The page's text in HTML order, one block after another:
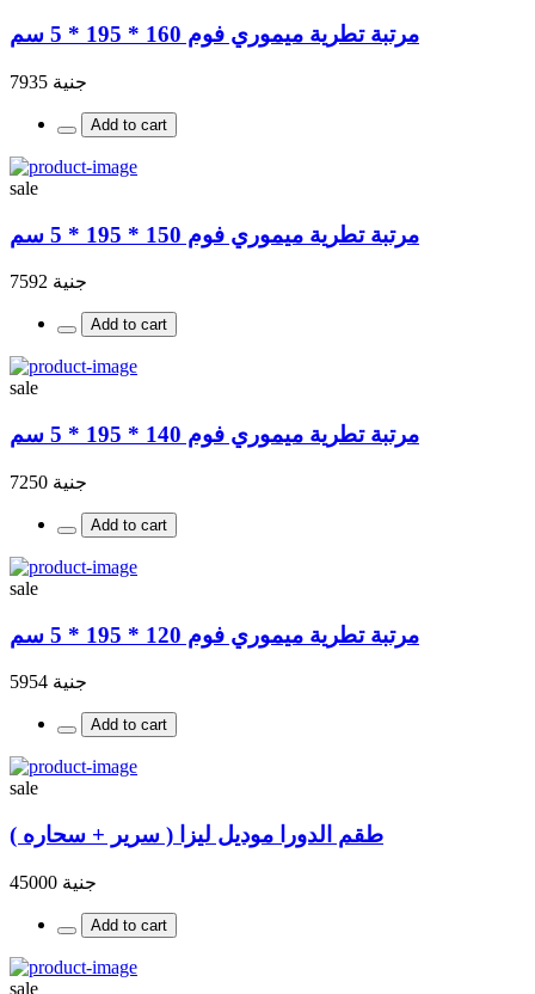
مرتبة تطرية ميموري فوم 160 * 195 * 5 سم
جنية 7935
Add to cart
sale
مرتبة تطرية ميموري فوم 150 * 195 * 5 سم
جنية 7592
Add to cart
sale
مرتبة تطرية ميموري فوم 140 * 195 * 5 سم
جنية 7250
Add to cart
sale
مرتبة تطرية ميموري فوم 120 * 195 * 5 سم
جنية 5954
Add to cart
sale
طقم الدورا موديل ليزا ( سرير + سحاره )
جنية 45000
Add to cart
sale